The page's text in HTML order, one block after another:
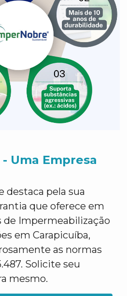
Uma Empresa
destaca pela sua
que oferece em
de Impermeabilização
em Carapicuíba,
as normas
Solicite seu
mesmo.